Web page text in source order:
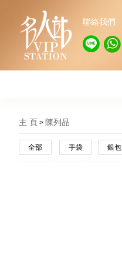
聯絡我們
主 頁 陳列品
全部 手袋 銀包